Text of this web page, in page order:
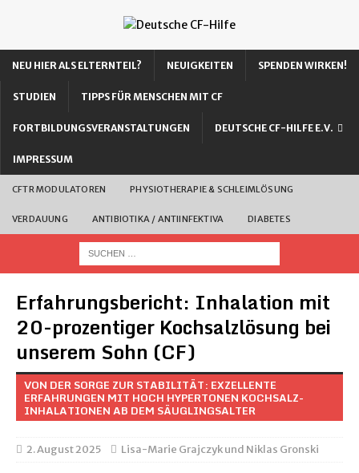
NEU HIER ALS ELTERNTEIL? NEUIGKEITEN SPENDEN WIRKEN!
STUDIEN TIPPS FÜR MENSCHEN MIT CF
FORTBILDUNGSVERANSTALTUNGEN DEUTSCHE CF-HILFE E.V.
IMPRESSUM
CFTR MODULATOREN PHYSIOTHERAPIE & SCHLEIMLÖSUNG
VERDAUUNG ANTIBIOTIKA / ANTIINFEKTIVA DIABETES
Erfahrungsbericht: Inhalation mit
20-prozentiger Kochsalzlösung bei
unserem Sohn (CF)
VON DER SORGE ZUR STABILITÄT: EXZELLENTE
ERFAHRUNGEN MIT HOCH HYPERTONEN KOCHSALZ-
INHALATIONEN AB DEM SÄUGLINGSALTER
2. August 2025 Lisa-Marie Grajczyk und Niklas Gronski